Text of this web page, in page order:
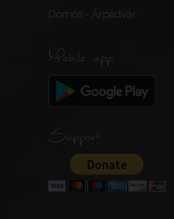
Dömös - Árpádvár
Mobile app
Support